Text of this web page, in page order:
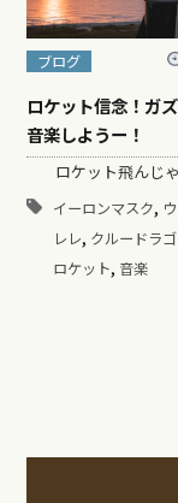
ブログ
ロケット信念！ガ
音楽しようー！
ロケット飛んじ
イーロンマスク,
レレ, クルードラ
ロケット, 音楽